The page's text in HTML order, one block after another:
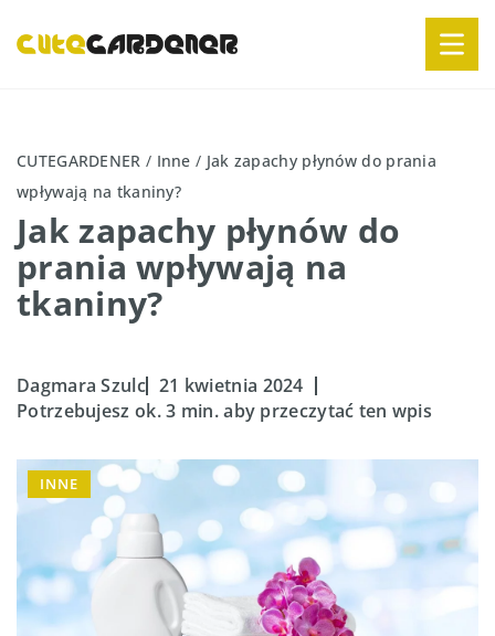
CUTEGARDENER / Inne / Jak zapachy płynów do prania
wpływają na tkaniny?
Jak zapachy płynów do
prania wpływają na
tkaniny?
Dagmara Szulc 21 kwietnia 2024
Potrzebujesz ok. 3 min. aby przeczytać ten wpis
INNE